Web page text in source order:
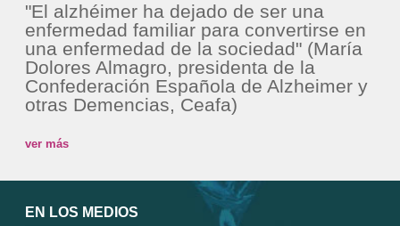
"El alzhéimer ha dejado de ser una
enfermedad familiar para convertirse en
una enfermedad de la sociedad" (María
Dolores Almagro, presidenta de la
Confederación Española de Alzheimer y
otras Demencias, Ceafa)
ver más
EN LOS MEDIOS